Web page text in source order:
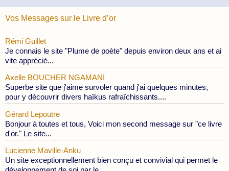
Vos Messages sur le Livre d’or
Rémi Guillet
Je connais le site "Plume de poète" depuis environ deux ans et ai
vite apprécié...
Axelle BOUCHER NGAMANI
Superbe site que j'aime survoler quand j'ai quelques minutes,
pour y découvrir divers haïkus rafraîchissants....
Gérard Lepoutre
Bonjour à toutes et tous, Voici mon second message sur "ce livre
d'or." Le site...
Lucienne Maville-Anku
Un site exceptionnellement bien conçu et convivial qui permet le